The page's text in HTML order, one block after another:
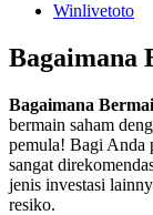
Winlivetoto
Bagaimana
Bagaimana
bermain saham
pemula! Bagi Anda
sangat
jenis investasi
resiko.